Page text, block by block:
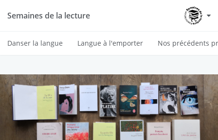
Semaines de la lecture
Danser la langue Langue à l'emporter Nos précédents